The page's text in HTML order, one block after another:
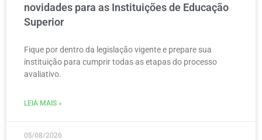
novidades para as Instituições de Educação
Superior
Fique por dentro da legislação vigente e prepare sua
instituição para cumprir todas as etapas do processo
avaliativo.
LEIA MAIS »
05/08/2026